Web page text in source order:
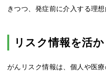
きつつ、発症前に介入する理想
リスク情報を活
がんリスク情報は、個人や医